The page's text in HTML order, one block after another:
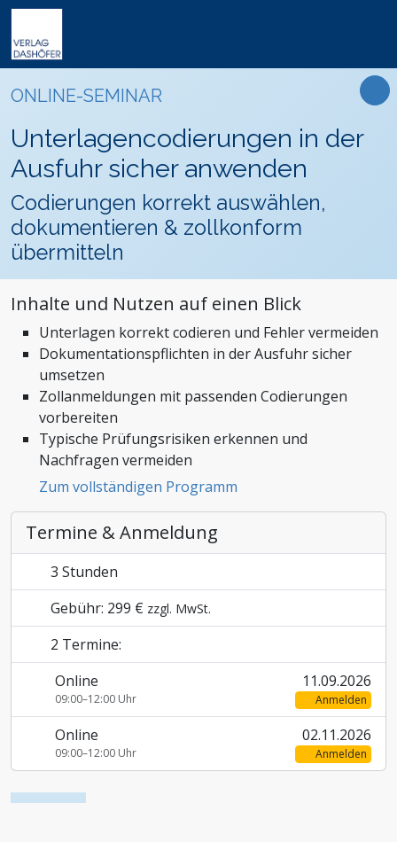
Online-Seminare
VideoCampus
Seminare
Tagungen
Inhouse
Fachbücher
Software
Wissensdatenbanken
Formulare
Arbeitsrecht
Bauwesen und Architektur
Betriebsrat und Arbeitnehmervertretung
Einkauf
Digitalisierung
Immobilien und Grundbesitz
Management und Unternehmensführung
Nachhaltigkeit
Personalmanagement und Entgeltabrechnung
Steuern, Finanzen und Controlling
Stiftungen und Non-Profit Organisationen
Zoll und Außenhandel
Newsletter
FAQ
Der Verlag
Das Team
Kontaktformular
Unsere Profis
Presse
Karriere
Online-Weiterbildung
Präsenz-Weiterbildung
Produkte
Themen
Dashöfer
ONLINE-SEMINAR
Unterlagencodierungen in der
Ausfuhr sicher anwenden
Codierungen korrekt auswählen,
dokumentieren & zollkonform
übermitteln
Inhalte und Nutzen auf einen Blick
Unterlagen korrekt codieren und Fehler vermeiden
Dokumentationspflichten in der Ausfuhr sicher
umsetzen
Zollanmeldungen mit passenden Codierungen
vorbereiten
Typische Prüfungsrisiken erkennen und
Nachfragen vermeiden
Zum vollständigen Programm
Termine & Anmeldung
3 Stunden
Gebühr: 299 € zzgl. MwSt.
2 Termine:
Online
09:00–12:00 Uhr
11.09.2026
Anmelden
Online
09:00–12:00 Uhr
02.11.2026
Anmelden